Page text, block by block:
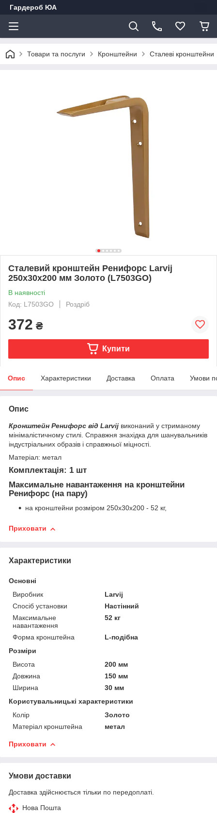
Гардероб ЮА
Товари та послуги Кронштейни Сталеві кронштейни
Сталевий кронштейн Ренифорс Larvij
250x30x200 мм Золото (L7503GO)
В наявності
Код: L7503GO
Роздріб
372 ₴
Купити
Опис Характеристики Доставка Оплата Умови
Опис
Кронштейн Ренифорс від Larvij виконаний у стриманому
мінімалістичному стилі. Справжня знахідка для шанувальників
індустріальних образів і справжньої міцності.
Матеріал: метал
Комплектація: 1 шт
Максимальне навантаження на кронштейни
Ренифорс (на пару)
на кронштейни розміром 250x30x200 - 52 кг,
Приховати
Характеристики
Основні
Виробник
Larvij
Спосіб установки
Настінний
Максимальне
навантаження
52 кг
Форма кронштейна
L-подібна
Розміри
Висота
200 мм
Довжина
150 мм
Ширина
30 мм
Користувальницькі характеристики
Колір
Золото
Матеріал кронштейна
метал
Приховати
Умови доставки
Доставка здійснюється тільки по передоплаті.
Нова Пошта